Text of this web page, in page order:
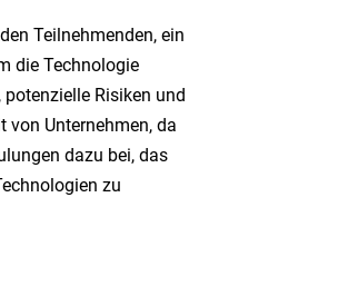
Teilnehmenden, ein
die Technologie
Risiken und
von Unternehmen, da
dazu bei, das
zu